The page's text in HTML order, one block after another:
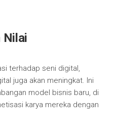
Nilai
terhadap seni digital,
juga akan meningkat. Ini
model bisnis baru, di
karya mereka dengan